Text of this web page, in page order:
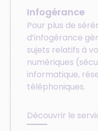
Infogérance
Pour plus de
d’infogérance
sujets relatifs à
numériques
informatique,
téléphoniques.
Découvrir le